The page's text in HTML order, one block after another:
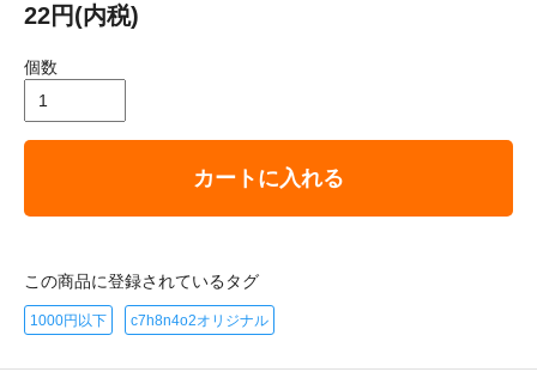
22円(内税)
個数
カートに入れる
この商品に登録されているタグ
1000円以下 c7h8n4o2オリジナル